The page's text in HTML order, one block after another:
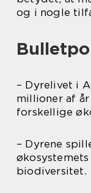
og i nogle
– Dyrelivet i
millioner af
forskellige
– Dyrene
biodiversitet.